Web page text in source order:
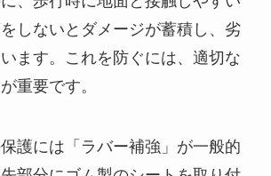
しないとダメージが蓄積し、劣
ます。これを防ぐには、適切な
重要です。
護には「ラバー補強」が一般的